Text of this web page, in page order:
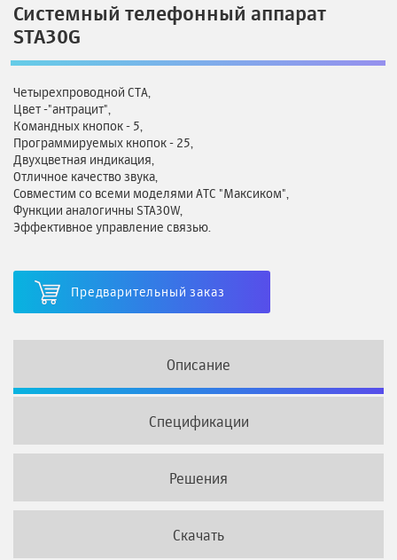
Системный телефонный аппарат
STA30G
Четырехпроводной СТА,
Цвет -"антрацит",
Командных кнопок - 5,
Программируемых кнопок - 25,
Двухцветная индикация,
Отличное качество звука,
Совместим со всеми моделями АТС "Максиком",
Функции аналогичны STA30W,
Эффективное управление связью.
Предварительный заказ
Описание
Спецификации
Решения
Скачать